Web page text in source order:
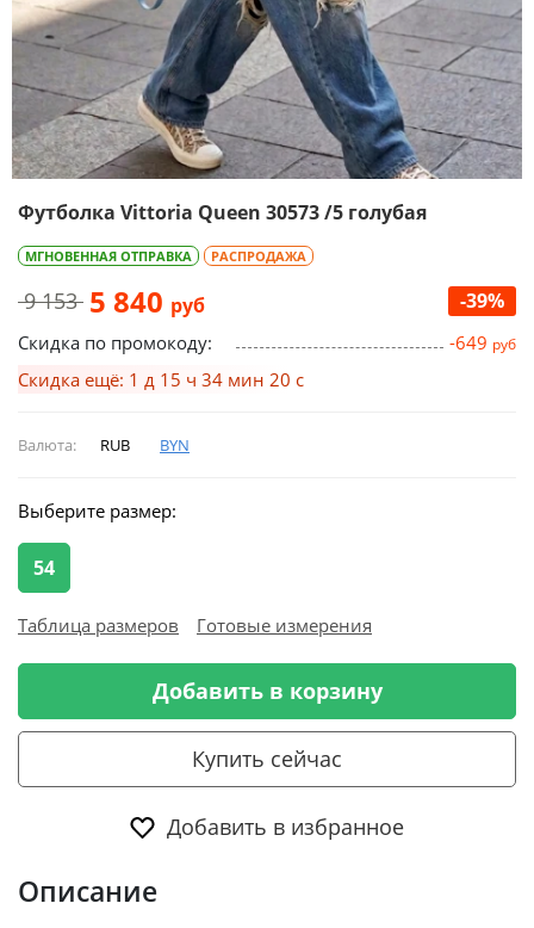
Футболка Vittoria Queen 30573 /5 голубая
МГНОВЕННАЯ ОТПРАВКА РАСПРОДАЖА
9 153 5 840 руб -39%
Скидка по промокоду: -649 руб
Скидка ещё: 1 д 15 ч 34 мин 19 с
Валюта: RUB BYN
Выберите размер:
54
Таблица размеров Готовые измерения
Добавить в корзину
Купить сейчас
Добавить в избранное
Описание